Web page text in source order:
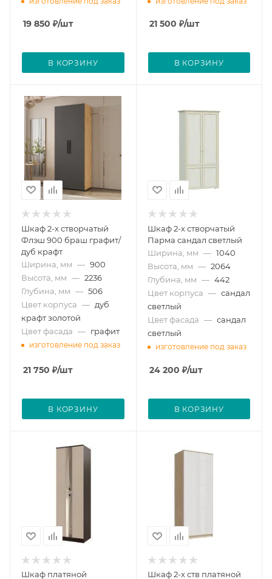
19 850 ₽/шт
В КОРЗИНУ
21 500 ₽/шт
В КОРЗИНУ
Шкаф 2-х створчатый
Флэш 900 браш графит/
дуб крафт
Ширина, мм — 900
Высота, мм — 2236
Глубина, мм — 506
Цвет корпуса — дуб
крафт золотой
Цвет фасада — графит
изготовление под заказ
21 750 ₽/шт
В КОРЗИНУ
Шкаф 2-х створчатый
Парма сандал светлый
Ширина, мм — 1040
Высота, мм — 2064
Глубина, мм — 442
Цвет корпуса — сандал
светлый
Цвет фасада — сандал
светлый
изготовление под заказ
24 200 ₽/шт
В КОРЗИНУ
Шкаф платяной
Шкаф 2-х ств платяной